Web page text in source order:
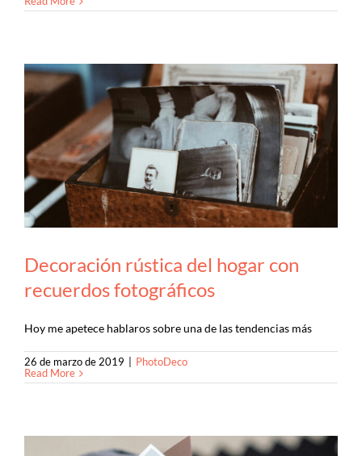
Decoración rústica del hogar con
recuerdos fotográficos
Hoy me apetece hablaros sobre una de las tendencias más
26 de marzo de 2019
PhotoDeco
Read More